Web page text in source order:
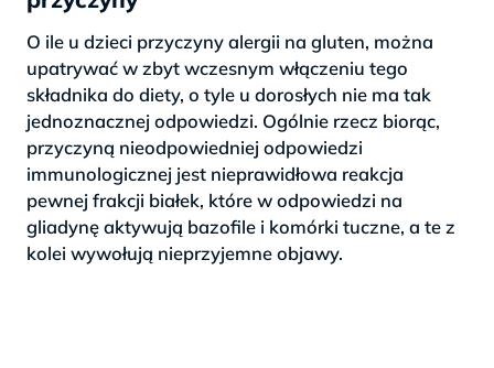
O ile u dzieci przyczyny alergii na gluten, można
upatrywać w zbyt wczesnym włączeniu tego
składnika do diety, o tyle u dorosłych nie ma tak
jednoznacznej odpowiedzi. Ogólnie rzecz biorąc,
przyczyną nieodpowiedniej odpowiedzi
immunologicznej jest nieprawidłowa reakcja
pewnej frakcji białek, które w odpowiedzi na
gliadynę aktywują bazofile i komórki tuczne, a te z
kolei wywołują nieprzyjemne objawy.